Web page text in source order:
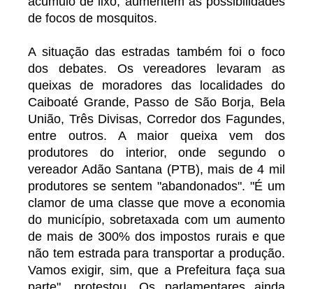
de focos de mosquitos.
A situação das estradas também foi o foco
dos debates. Os vereadores levaram as
queixas de moradores das localidades do
Caiboaté Grande, Passo de São Borja, Bela
União, Três Divisas, Corredor dos Fagundes,
entre outros. A maior queixa vem dos
produtores do interior, onde segundo o
vereador Adão Santana (PTB), mais de 4 mil
produtores se sentem "abandonados". "É um
clamor de uma classe que move a economia
do município, sobretaxada com um aumento
de mais de 300% dos impostos rurais e que
não tem estrada para transportar a produção.
Vamos exigir, sim, que a Prefeitura faça sua